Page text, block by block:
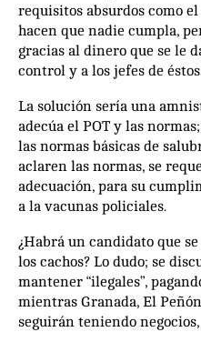
requisitos absurdos como
hacen que nadie cumpla,
gracias al dinero que se le
control y a los jefes de
La solución sería una
adecúa el POT y las
las normas básicas de
aclaren las normas, se
adecuación, para su
a la vacunas policiales.
¿Habrá un candidato que
los cachos? Lo dudo; se
mantener “ilegales”,
mientras Granada, El
seguirán teniendo negocios,